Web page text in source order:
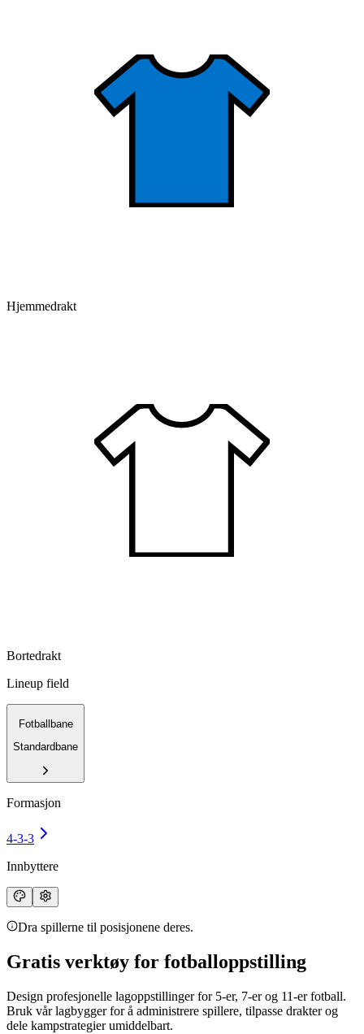
Hjemmedrakt
Bortedrakt
Lineup field
Fotballbane
Standardbane
Formasjon
4-3-3
Innbyttere
Dra spillerne til posisjonene deres.
Gratis verktøy for fotballoppstilling
Design profesjonelle lagoppstillingerfor 5-er, 7-er og 11-er fotball.
Bruk vår lagbygger for å administrere spillere, tilpasse drakter og
dele kampstrategier umiddelbart.